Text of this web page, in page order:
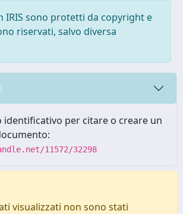
IRIS sono protetti da copyright e
riservati, salvo diversa
identificativo per citare o creare un
11572/32298
visualizzati non sono stati